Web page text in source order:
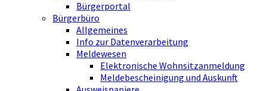
Bürgerportal
Bürgerbüro
Allgemeines
Info zur Datenverarbeitung
Meldewesen
Elektronische Wohnsitzanmeldung
Meldebescheinigung und Auskunft